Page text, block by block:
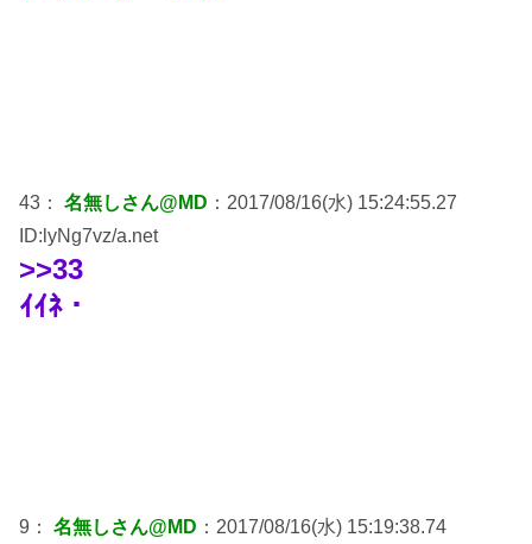
43： 名無しさん@MD ：2017/08/16(水) 15:24:55.27
ID:lyNg7vz/a.net
>>33
ｲｲﾈ・
9： 名無しさん@MD ：2017/08/16(水) 15:19:38.74